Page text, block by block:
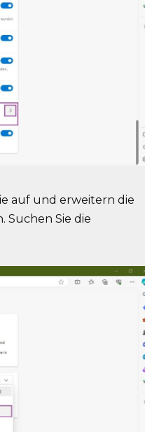
auf und erweitern die
Suchen Sie die